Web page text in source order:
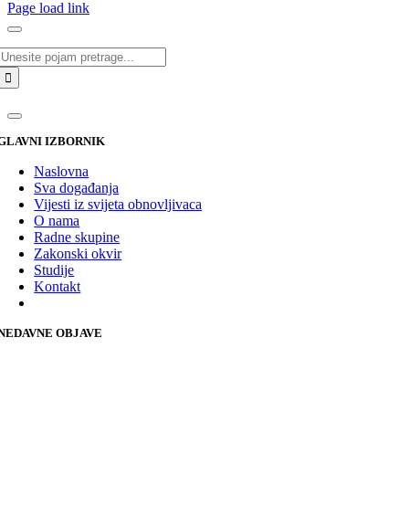
Page load link
IZBORNIK
Naslovna
Sva događanja
Vijesti iz svijeta obnovljivaca
O nama
Radne skupine
Zakonski okvir
Studije
Kontakt
OBJAVE